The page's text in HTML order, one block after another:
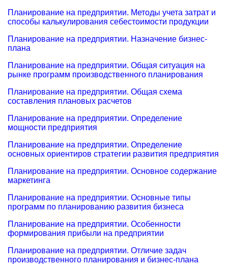
Планирование на предприятии. Методы учета затрат и
способы калькулирования себестоимости продукции
Планирование на предприятии. Назначение бизнес-
плана
Планирование на предприятии. Общая ситуация на
рынке программ производственного планирования
Планирование на предприятии. Общая схема
составления плановых расчетов
Планирование на предприятии. Определение
мощности предприятия
Планирование на предприятии. Определение
основных ориентиров стратегии развития предприятия
Планирование на предприятии. Основное содержание
маркетинга
Планирование на предприятии. Основные типы
программ по планированию развития бизнеса
Планирование на предприятии. Особенности
формирования прибыли на предприятии
Планирование на предприятии. Отличие задач
производственного планирования и бизнес-плана